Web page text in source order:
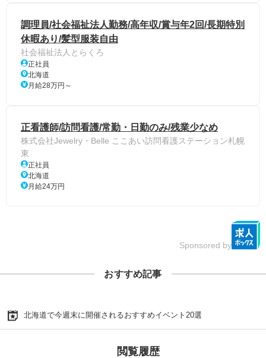
調理員/社会福祉法人勤務/高年収/賞与年2回/長期特別
休暇あり/髪型服装自由
社会福祉法人とらくろ
正社員
北海道
月給28万円～
正看護師/訪問看護/常勤・日勤のみ/残業少なめ
株式会社Jewelry・Belle ここあい訪問看護ステーション札幌
東
正社員
北海道
月給24万円
Sponsored by
おすすめ記事
北海道で今週末に開催されるおすすめイベント20選
閲覧履歴